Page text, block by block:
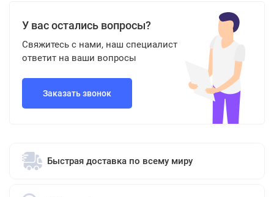
У вас остались вопросы?
Свяжитесь с нами, наш специалист
ответит на ваши вопросы
Заказать звонок
Быстрая доставка по всему миру